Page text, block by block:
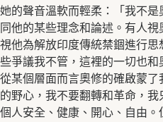
她的聲音溫軟而輕柔：「我不
同他的某些理念和論述。有人視
視他為解放印度傳統禁錮進行
些爭議我不管，這裡的一切也和
從某個層面而言奧修的確啟蒙了
的野心，我不要翻轉和革命，
個人安全、健康、開心、自由。